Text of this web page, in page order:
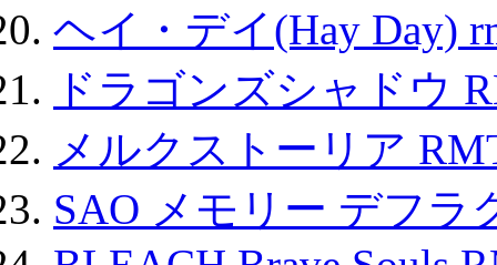
ヘイ・デイ(Hay Day)
ドラゴンズシャドウ
メルクストーリア
SAO メモリー デフラ